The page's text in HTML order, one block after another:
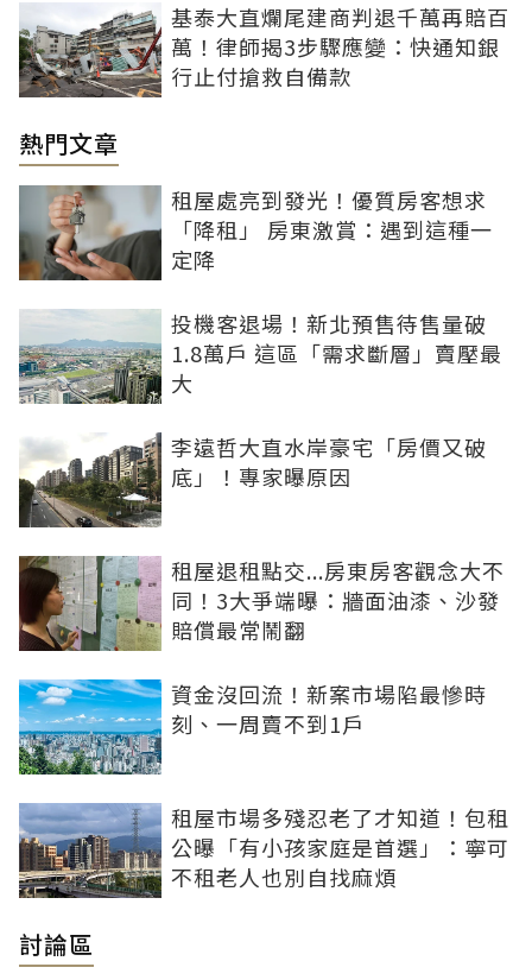
基泰大直爛尾建商判退千萬再賠百
萬！律師揭3步驟應變：快通知銀
行止付搶救自備款
熱門文章
租屋處亮到發光！優質房客想求
「降租」 房東激賞：遇到這種一
定降
投機客退場！新北預售待售量破
1.8萬戶 這區「需求斷層」賣壓最
大
李遠哲大直水岸豪宅「房價又破
底」！專家曝原因
租屋退租點交...房東房客觀念大不
同！3大爭端曝：牆面油漆、沙發
賠償最常鬧翻
資金沒回流！新案市場陷最慘時
刻、一周賣不到1戶
租屋市場多殘忍老了才知道！包租
公曝「有小孩家庭是首選」：寧可
不租老人也別自找麻煩
討論區